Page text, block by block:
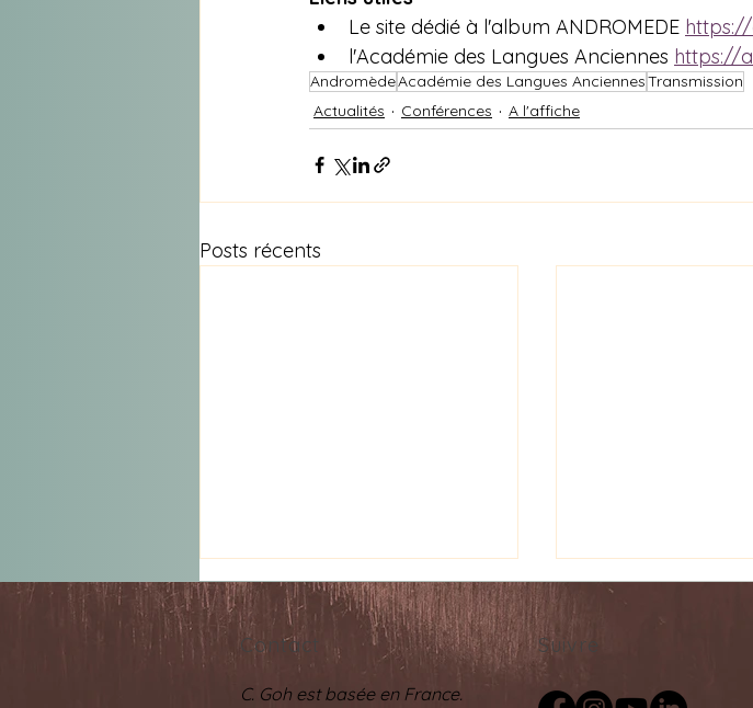
Le site dédié à l'album ANDROMEDE
l'Académie des Langues Anciennes https://
AndromèdeAcadémie des Langues AnciennesTransmission
Actualités
Conférences A l'affiche
Posts récents
Contact
C. Goh est basée en France.
Suivre